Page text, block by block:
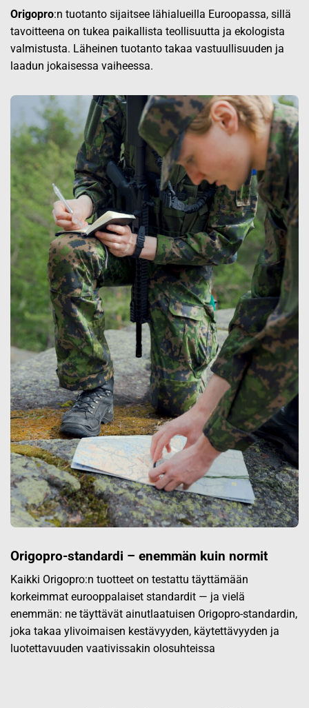
Origopro:n tuotanto sijaitsee lähialueilla Euroopassa, sillä
tavoitteena on tukea paikallista teollisuutta ja ekologista
valmistusta. Läheinen tuotanto takaa vastuullisuuden ja
laadun jokaisessa vaiheessa.
Origopro-standardi – enemmän kuin normit
Kaikki Origopro:n tuotteet on testattu täyttämään
korkeimmat eurooppalaiset standardit — ja vielä
enemmän: ne täyttävät ainutlaatuisen Origopro-standardin,
joka takaa ylivoimaisen kestävyyden, käytettävyyden ja
luotettavuuden vaativissakin olosuhteissa